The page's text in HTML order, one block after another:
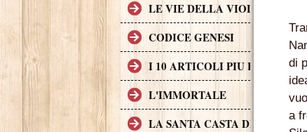
LE VIE DELLA VIOLENZA
CODICE GENESI
I 10 ARTICOLI PIU LETTI SUL
L'IMMORTALE
LA SANTA CASTA DELLA
di
a